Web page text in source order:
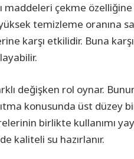
çekme özelliğine
temizleme oranına
karşı etkilidir. Buna
değişken rol oynar.
konusunda üst düzey
birlikte kullanımı
kaliteli su hazırlanır.